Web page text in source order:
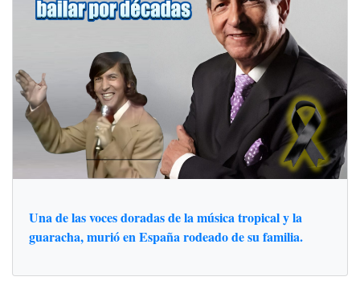
Una de las voces doradas de la música tropical y la
guaracha, murió en España rodeado de su familia.